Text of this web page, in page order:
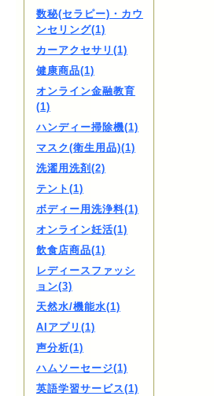
数秘(セラピー)・カウ
ンセリング(1)
カーアクセサリ(1)
健康商品(1)
オンライン金融教育
(1)
ハンディー掃除機(1)
マスク(衛生用品)(1)
洗濯用洗剤(2)
テント(1)
ボディー用洗浄料(1)
オンライン妊活(1)
飲食店商品(1)
レディースファッシ
ョン(3)
天然水/機能水(1)
AIアプリ(1)
声分析(1)
ハムソーセージ(1)
英語学習サービス(1)